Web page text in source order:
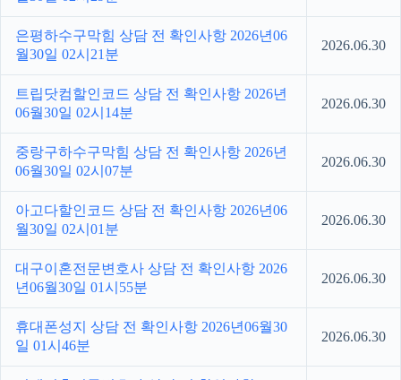
은평하수구막힘 상담 전 확인사항 2026년06
월30일 02시21분
2026.06.30
트립닷컴할인코드 상담 전 확인사항 2026년
06월30일 02시14분
2026.06.30
중랑구하수구막힘 상담 전 확인사항 2026년
06월30일 02시07분
2026.06.30
아고다할인코드 상담 전 확인사항 2026년06
월30일 02시01분
2026.06.30
대구이혼전문변호사 상담 전 확인사항 2026
년06월30일 01시55분
2026.06.30
휴대폰성지 상담 전 확인사항 2026년06월30
일 01시46분
2026.06.30